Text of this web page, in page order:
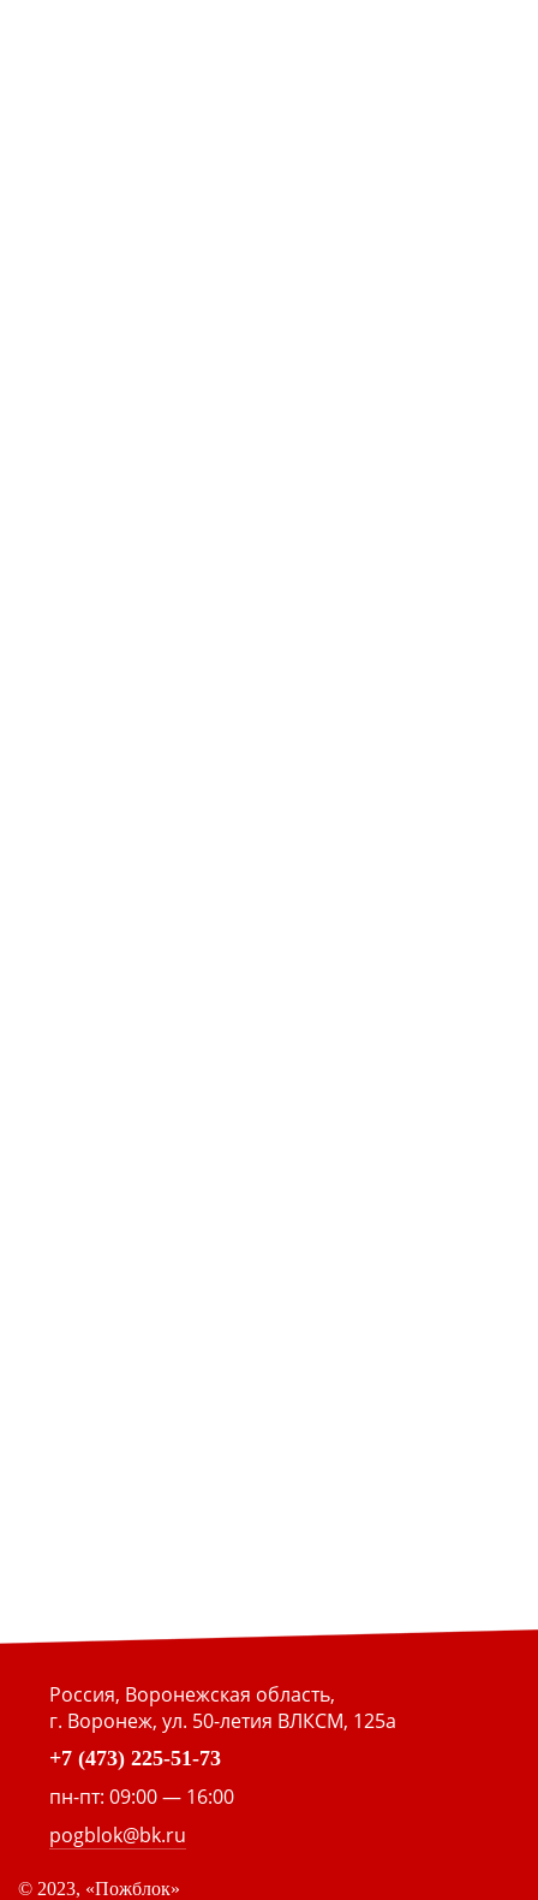
Россия, Воронежская область,
г. Воронеж, ул. 50-летия ВЛКСМ, 125а
+7 (473) 225-51-73
пн-пт: 09:00 — 16:00
pogblok@bk.ru
© 2023, «Пожблок»